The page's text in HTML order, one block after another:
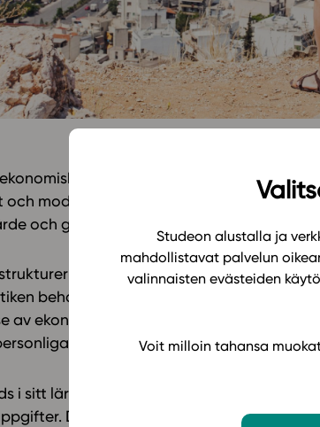
Studeon alustalla ja
mahdollistavat palvelun
valinnaisten evästeiden
Voit milloin tahansa
Yläkoulun lisenssit
Hinnasto
Käyttöönotto
Tilaa
matematik (GLP2021)
och modernt sätt. Läromedlet behandlar
och ger den studerande en bra grund i
och begrepp från
behandlas på ett sådant sätt att den
av ekonomiska fenomen. Den studerande
ekonomi.
i sitt lärande med bland annat belysande
De mångsidiga uppgifterna ger